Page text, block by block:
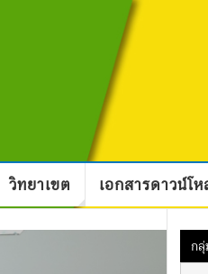
วิทยาเขต เอกสารดาวน์โ
กลุ่